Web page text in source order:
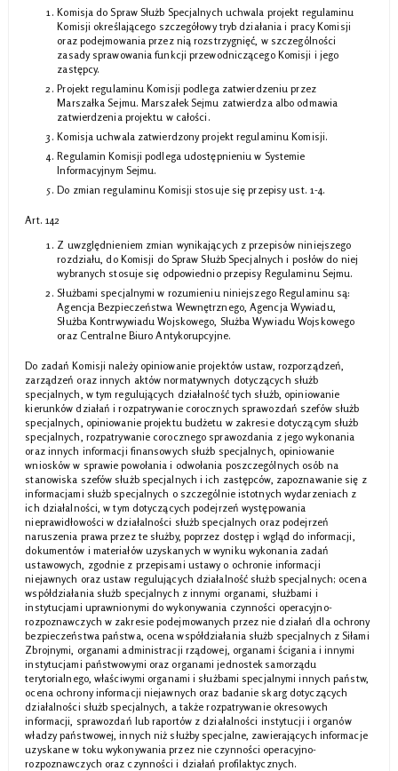
Komisja do Spraw Służb Specjalnych uchwala projekt regulaminu
Komisji określającego szczegółowy tryb działania i pracy Komisji
oraz podejmowania przez nią rozstrzygnięć, w szczególności
zasady sprawowania funkcji przewodniczącego Komisji i jego
zastępcy.
Projekt regulaminu Komisji podlega zatwierdzeniu przez
Marszałka Sejmu. Marszałek Sejmu zatwierdza albo odmawia
zatwierdzenia projektu w całości.
Komisja uchwala zatwierdzony projekt regulaminu Komisji.
Regulamin Komisji podlega udostępnieniu w Systemie
Informacyjnym Sejmu.
Do zmian regulaminu Komisji stosuje się przepisy ust. 1-4.
Art. 142
Z uwzględnieniem zmian wynikających z przepisów niniejszego
rozdziału, do Komisji do Spraw Służb Specjalnych i posłów do niej
wybranych stosuje się odpowiednio przepisy Regulaminu Sejmu.
Służbami specjalnymi w rozumieniu niniejszego Regulaminu są:
Agencja Bezpieczeństwa Wewnętrznego, Agencja Wywiadu,
Służba Kontrwywiadu Wojskowego, Służba Wywiadu Wojskowego
oraz Centralne Biuro Antykorupcyjne.
Do zadań Komisji należy opiniowanie projektów ustaw, rozporządzeń,
zarządzeń oraz innych aktów normatywnych dotyczących służb
specjalnych, w tym regulujących działalność tych służb, opiniowanie
kierunków działań i rozpatrywanie corocznych sprawozdań szefów służb
specjalnych, opiniowanie projektu budżetu w zakresie dotyczącym służb
specjalnych, rozpatrywanie corocznego sprawozdania z jego wykonania
oraz innych informacji finansowych służb specjalnych, opiniowanie
wniosków w sprawie powołania i odwołania poszczególnych osób na
stanowiska szefów służb specjalnych i ich zastępców, zapoznawanie się z
informacjami służb specjalnych o szczególnie istotnych wydarzeniach z
ich działalności, w tym dotyczących podejrzeń występowania
nieprawidłowości w działalności służb specjalnych oraz podejrzeń
naruszenia prawa przez te służby, poprzez dostęp i wgląd do informacji,
dokumentów i materiałów uzyskanych w wyniku wykonania zadań
ustawowych, zgodnie z przepisami ustawy o ochronie informacji
niejawnych oraz ustaw regulujących działalność służb specjalnych; ocena
współdziałania służb specjalnych z innymi organami, służbami i
instytucjami uprawnionymi do wykonywania czynności operacyjno-
rozpoznawczych w zakresie podejmowanych przez nie działań dla ochrony
bezpieczeństwa państwa, ocena współdziałania służb specjalnych z Siłami
Zbrojnymi, organami administracji rządowej, organami ścigania i innymi
instytucjami państwowymi oraz organami jednostek samorządu
terytorialnego, właściwymi organami i służbami specjalnymi innych państw,
ocena ochrony informacji niejawnych oraz badanie skarg dotyczących
działalności służb specjalnych, a także rozpatrywanie okresowych
informacji, sprawozdań lub raportów z działalności instytucji i organów
władzy państwowej, innych niż służby specjalne, zawierających informacje
uzyskane w toku wykonywania przez nie czynności operacyjno-
rozpoznawczych oraz czynności i działań profilaktycznych.